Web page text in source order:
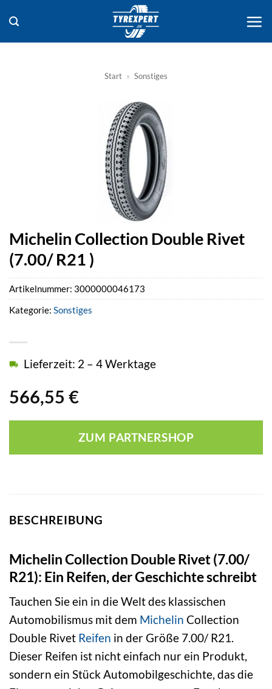
Inhalt
springen
Start » Sonstiges
Michelin Collection Double Rivet
(7.00/ R21 )
566,55 €
Lieferzeit: 2 – 4 Werktage
ZUM PARTNERSHOP
Artikelnummer: 3000000046173
Kategorie: Sonstiges
BESCHREIBUNG
Michelin Collection Double Rivet (7.00/
R21): Ein Reifen, der Geschichte schreibt
Tauchen Sie ein in die Welt des klassischen
Automobilismus mit dem Michelin Collection
Double Rivet Reifen in der Größe 7.00/ R21.
Dieser Reifen ist nicht einfach nur ein Produkt,
sondern ein Stück Automobilgeschichte, das die